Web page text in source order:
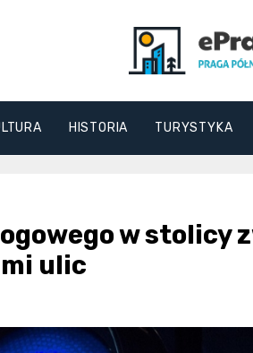
HISTORIA TURYSTYKA
w stolicy
ulic